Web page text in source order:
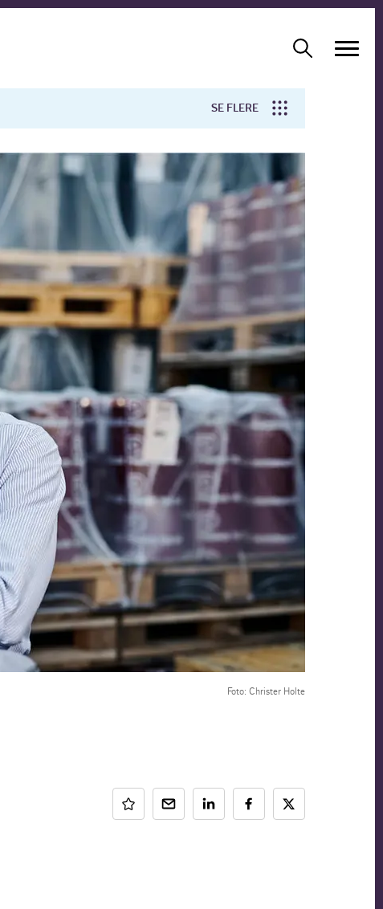
SE FLERE
Arbejdsmiljø
Forskning
Foto: Christer Holte